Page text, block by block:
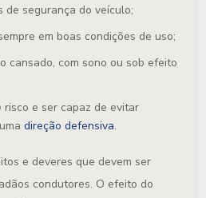
de segurança do veículo;
em boas condições de uso;
cansado, com sono ou sob efeito
risco e ser capaz de evitar
direção defensiva.
e deveres que devem ser
condutores. O efeito do